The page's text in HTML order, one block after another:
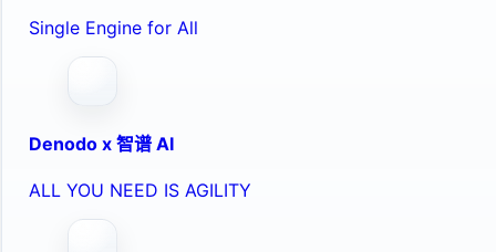
Single Engine for All
Denodo x 智谱 AI
ALL YOU NEED IS AGILITY